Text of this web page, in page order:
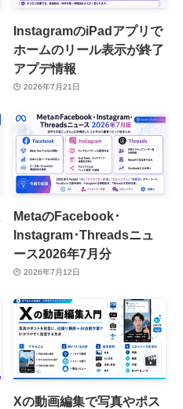
InstagramのiPadアプリで
ホームのリール表示が終了
アプデ情報
2026年7月21日
MetaのFacebook･
Instagram･Threadsニュ
ース2026年7月分
2026年7月12日
Xの動画編集で写真やポス